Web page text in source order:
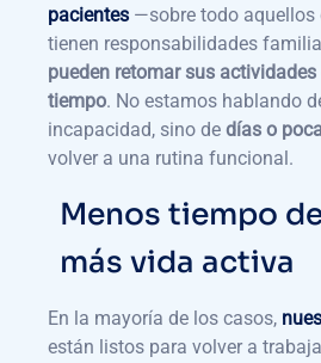
pacientes —sobre todo aquellos
tienen responsabilidades
pueden retomar sus
tiempo. No estamos hablando
incapacidad, sino de días o
volver a una rutina funcional.
Menos tiempo
más vida activa
En la mayoría de los casos,
están listos para volver a